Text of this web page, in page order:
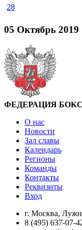
28
05 Октябрь 2019
ФЕДЕРАЦИЯ
О нас
Новости
Зал славы
Календарь
Регионы
Команды
Контакты
Реквизиты
Вход
г. Москва,
8 (495) 637-07-